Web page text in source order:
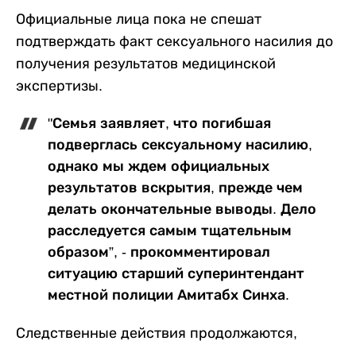
Официальные лица пока не спешат
подтверждать факт сексуального насилия до
получения результатов медицинской
экспертизы.
"Семья заявляет, что погибшая
подверглась сексуальному насилию,
однако мы ждем официальных
результатов вскрытия, прежде чем
делать окончательные выводы. Дело
расследуется самым тщательным
образом”, - прокомментировал
ситуацию старший суперинтендант
местной полиции Амитабх Синха.
Следственные действия продолжаются,